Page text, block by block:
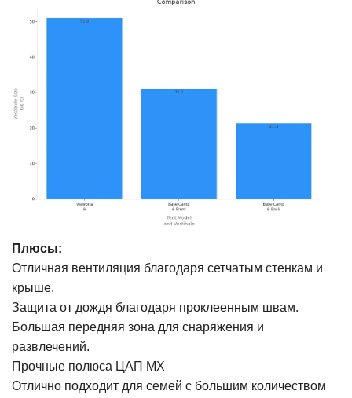
Плюсы:
Отличная вентиляция благодаря сетчатым стенкам и
крыше.
Защита от дождя благодаря проклеенным швам.
Большая передняя зона для снаряжения и
развлечений.
Прочные полюса ЦАП MX
Отлично подходит для семей с большим количеством